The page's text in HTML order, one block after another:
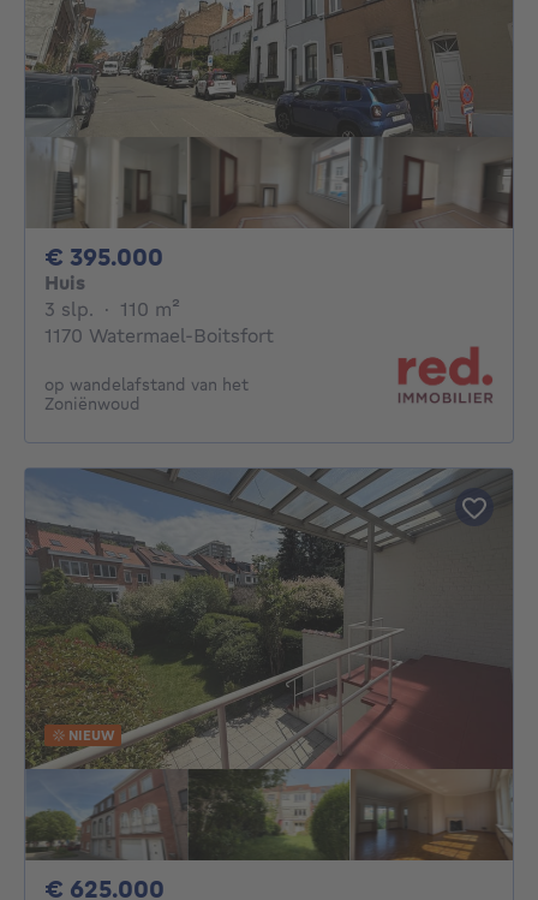
€ 395.000
Huis
3 slp. 3 slaapkamers
· 110 m²
1170 Watermael-Boitsfort
op wandelafstand van het
Zoniënwoud
NIEUW
€ 625.000